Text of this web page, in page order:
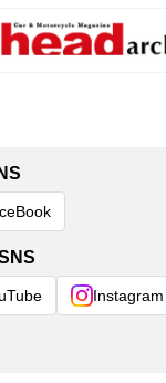
Instagram